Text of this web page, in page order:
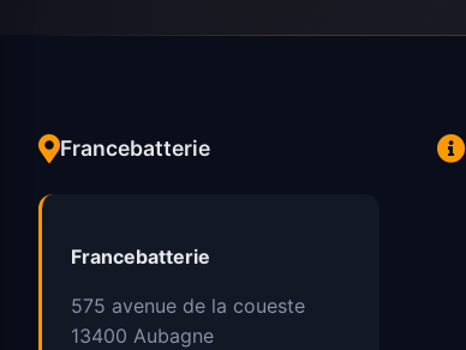
Francebatterie
Francebatterie
575 avenue de la coueste
13400 Aubagne